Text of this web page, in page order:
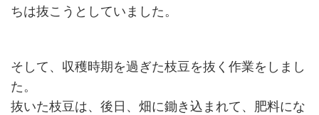
ちは抜こうとしていました。
そして、収穫時期を過ぎた枝豆を抜く作業をしまし
た。
抜いた枝豆は、後日、畑に鋤き込まれて、肥料にな